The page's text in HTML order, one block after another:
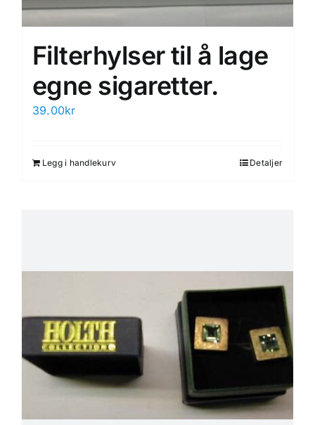
Filterhylser til å lage
egne sigaretter.
39.00kr
Legg i handlekurv Detaljer